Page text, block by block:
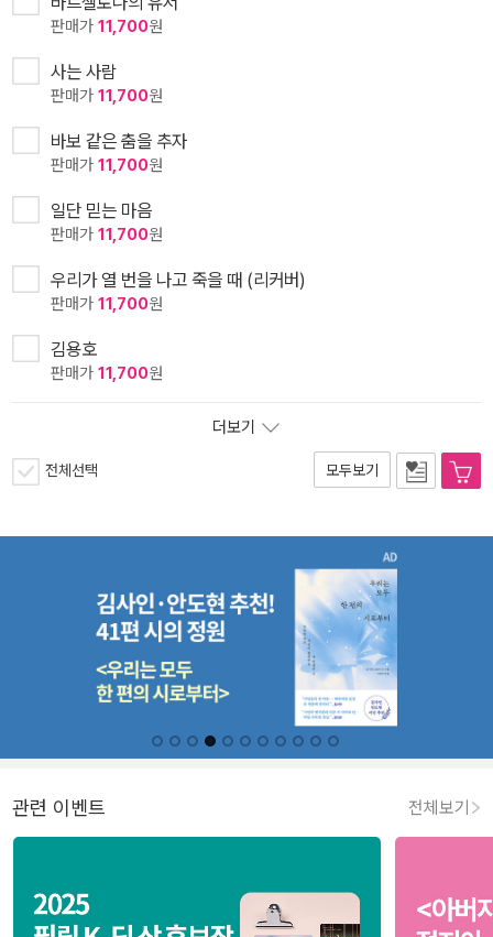
판매가 11,700원
사는 사람
판매가 11,700원
바보 같은 춤을 추자
판매가 11,700원
일단 믿는 마음
판매가 11,700원
우리가 열 번을 나고 죽을 때 (리커버)
판매가 11,700원
김용호
판매가 11,700원
더보기
전체선택 모두보기
관련 이벤트 전체보기